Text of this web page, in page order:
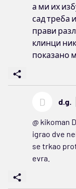
а ми их
сад треба
прави
клинци
показано
D d.g.
@ kikoman
igrao dve
se trkao
evra.